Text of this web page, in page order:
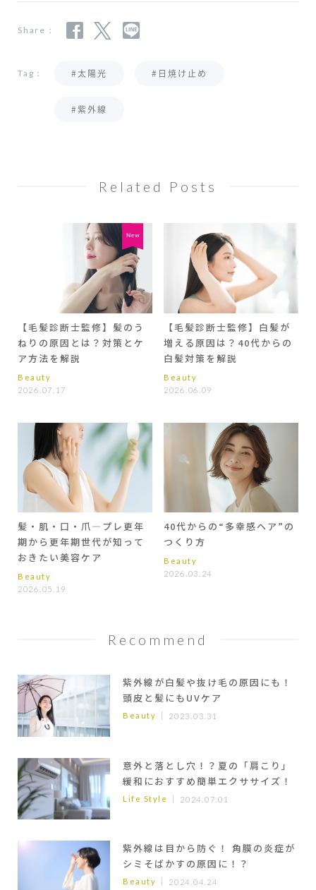
Share：
Tag： #太陽光 #日焼け止め
#紫外線
Recommend
紫外線が白髪や抜け毛の原因にも！
頭皮と髪にもUVケア
Beauty 2023.03.31
意外と落とし穴！？夏の「肩こり」
緩和におすすめ簡単エクササイズ！
Life Style 2024.07.01
紫外線は目から防ぐ！ 角膜の炎症が
シミそばかすの原因に！？
Beauty 2024.04.24
Related Posts
【毛髪診断士監修】髪のう
ねりの原因とは？対策とケ
ア方法を解説
Beauty
2026.07.17
【毛髪診断士監修】白髪が
増える原因は？40代からの
白髪対策を解説
Beauty
2026.06.09
髪・肌・口・爪―プレ更年
期から更年期世代が知って
おきたい美容ケア
Beauty
2026.05.19
40代からの“多幸感ヘア”の
つくり方
Beauty
2026.03.24